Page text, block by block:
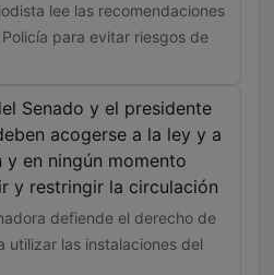
lee las recomendaciones
para evitar riesgos de
Senado y el presidente
acogerse a la ley y a
en ningún momento
y restringir la circulación
defiende el derecho de
utilizar las instalaciones del